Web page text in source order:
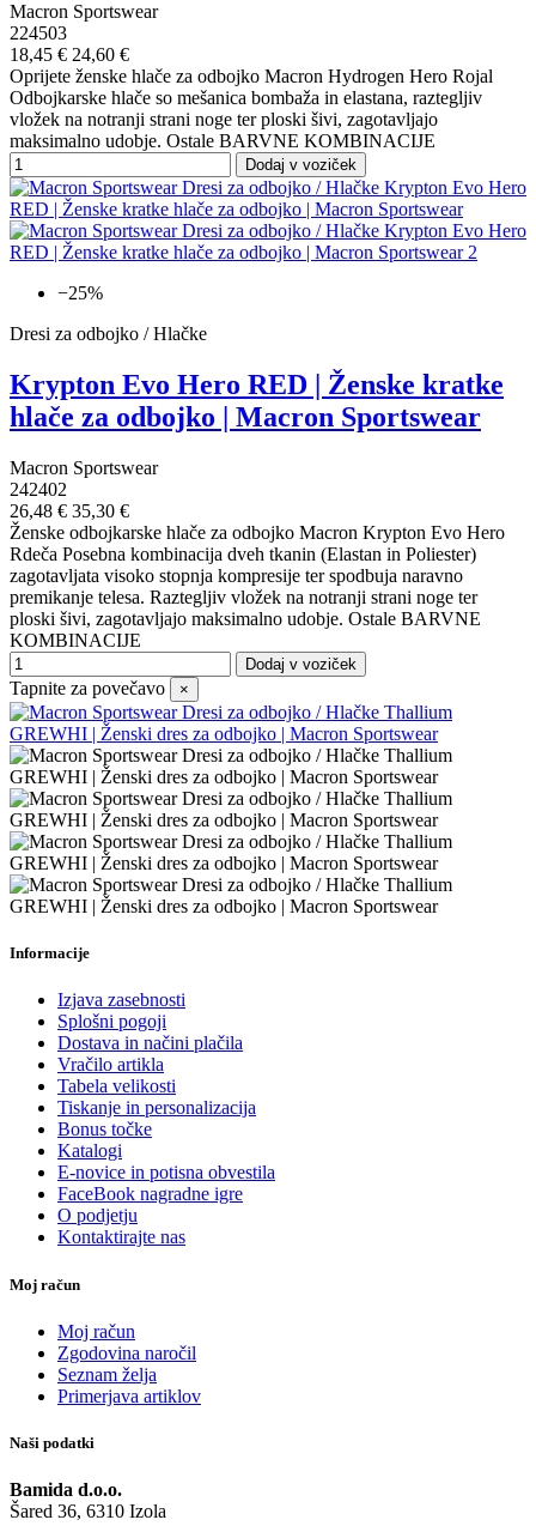
Macron Sportswear
224503
18,45 € 24,60 €
Oprijete ženske hlače za odbojko Macron Hydrogen Hero Rojal
Odbojkarske hlače so mešanica bombaža in elastana, raztegljiv
vložek na notranji strani noge ter ploski šivi, zagotavljajo
maksimalno udobje. Ostale BARVNE KOMBINACIJE
Dodaj v voziček
−25%
Dresi za odbojko / Hlačke
Krypton Evo Hero RED | Ženske kratke
hlače za odbojko | Macron Sportswear
Macron Sportswear
242402
26,48 € 35,30 €
Ženske odbojkarske hlače za odbojko Macron Krypton Evo Hero
Rdeča Posebna kombinacija dveh tkanin (Elastan in Poliester)
zagotavljata visoko stopnja kompresije ter spodbuja naravno
premikanje telesa. Raztegljiv vložek na notranji strani noge ter
ploski šivi, zagotavljajo maksimalno udobje. Ostale BARVNE
KOMBINACIJE
Dodaj v voziček
Tapnite za povečavo ×
Informacije
Izjava zasebnosti
Splošni pogoji
Dostava in načini plačila
Vračilo artikla
Tabela velikosti
Tiskanje in personalizacija
Bonus točke
Katalogi
E-novice in potisna obvestila
FaceBook nagradne igre
O podjetju
Kontaktirajte nas
Moj račun
Moj račun
Zgodovina naročil
Seznam želja
Primerjava artiklov
Naši podatki
Bamida d.o.o.
Šared 36, 6310 Izola